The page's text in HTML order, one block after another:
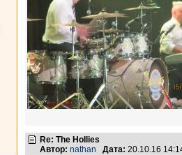
Re: The Hollies
Автор: nathan Дата: 20.10.16